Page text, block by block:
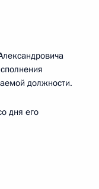
должности.
дня его